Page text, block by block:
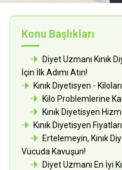
Konu Başlıkları
Diyet Uzmanı Kınık
İçin İlk Adımı Atın!
Kınık Diyetisyen -
Kilo Problemlerine
Kınık Diyetisyen
Kınık Diyetisyen
Ertelemeyin, Kınık
Vücuda Kavuşun!
Diyet Uzmanı En İyi